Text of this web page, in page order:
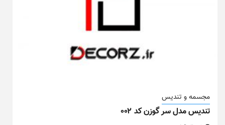
مجسمه و تندیس
تندیس مدل سر گوزن کد ۰۰۲